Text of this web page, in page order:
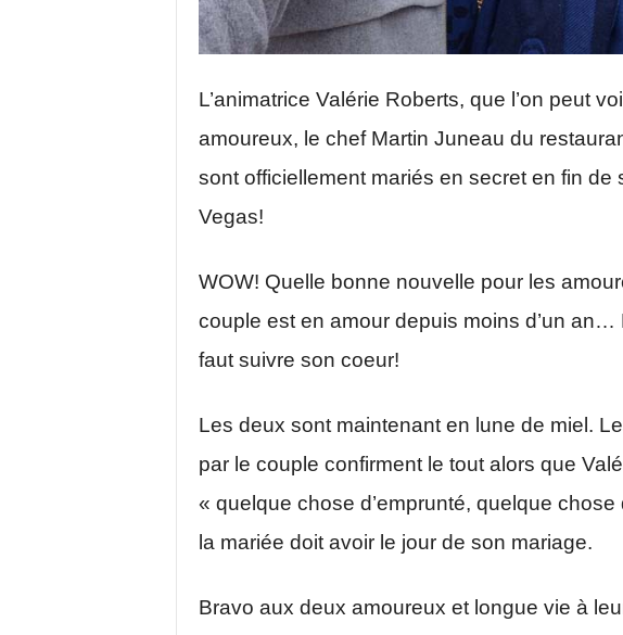
L’animatrice Valérie Roberts, que l’on peut
amoureux, le chef Martin Juneau du
sont officiellement mariés en secret en fin de
Vegas!
WOW! Quelle bonne nouvelle pour les
couple est en amour depuis moins d’un an…
faut suivre son coeur!
Les deux sont maintenant en lune de miel.
par le couple confirment le tout alors que
« quelque chose d’emprunté, quelque
la mariée doit avoir le jour de son mariage.
Bravo aux deux amoureux et longue vie à